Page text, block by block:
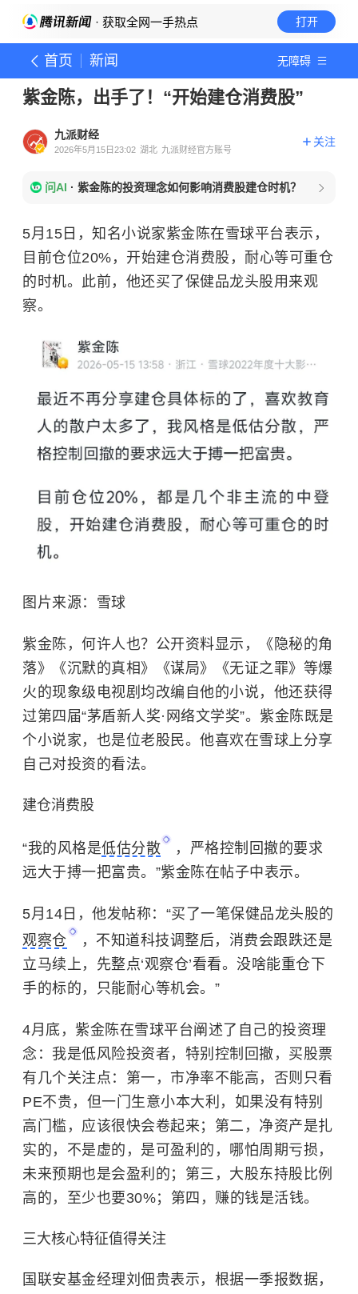
· 获取全网一手热点 打开
首页 新闻 无障碍
紫金陈，出手了！“开始建仓消费股”
九派财经
2026年5月15日23:02 湖北 九派财经官方账号
关注
问AI · 紫金陈的投资理念如何影响消费股建仓时机？
5月15日，知名小说家紫金陈在雪球平台表示，
目前仓位20%，开始建仓消费股，耐心等可重仓
的时机。此前，他还买了保健品龙头股用来观
察。
图片来源：雪球
紫金陈，何许人也？公开资料显示，《隐秘的角
落》《沉默的真相》《谋局》《无证之罪》等爆
火的现象级电视剧均改编自他的小说，他还获得
过第四届“茅盾新人奖·网络文学奖”。紫金陈既是
个小说家，也是位老股民。他喜欢在雪球上分享
自己对投资的看法。
建仓消费股
“我的风格是低估分散
，严格控制回撤的要求
远大于搏一把富贵。”紫金陈在帖子中表示。
5月14日，他发帖称：“买了一笔保健品龙头股的
观察仓
，不知道科技调整后，消费会跟跌还是
立马续上，先整点‘观察仓’看看。没啥能重仓下
手的标的，只能耐心等机会。”
4月底， 紫金陈在雪球平台阐述了自己的投资理
念：我是低风险投资者，特别控制回撤，买股票
有几个关注点：第一，市净率不能高，否则只看
PE不贵，但一门生意小本大利，如果没有特别
高门槛，应该很快会卷起来；第二，净资产是扎
实的，不是虚的，是可盈利的，哪怕周期亏损，
未来预期也是会盈利的；第三，大股东持股比例
高的，至少也要30%；第四，赚的钱是活钱。
三大核心特征值得关注
国联安基金经理刘佃贵表示，根据一季报数据，